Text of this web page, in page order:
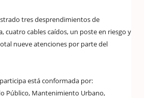
tres desprendimientos de
cuatro cables caídos, un poste en riesgo y
nueve atenciones por parte del
está conformada por:
Público, Mantenimiento Urbano,